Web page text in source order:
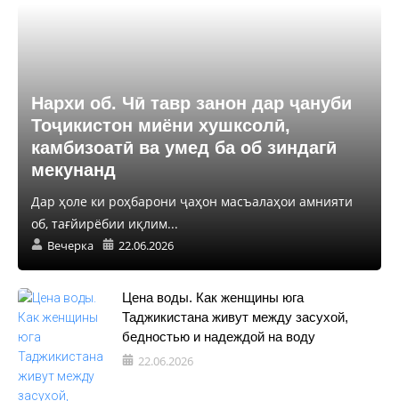
Нархи об. Чӣ тавр занон дар ҷануби
Тоҷикистон миёни хушксолӣ,
камбизоатӣ ва умед ба об зиндагӣ
мекунанд
Дар ҳоле ки роҳбарони ҷаҳон масъалаҳои амнияти
об, тағйирёбии иқлим...
Вечерка 22.06.2026
Цена воды. Как женщины юга
Таджикистана живут между засухой,
бедностью и надеждой на воду
22.06.2026